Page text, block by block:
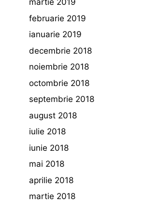
martie 2019
februarie 2019
ianuarie 2019
decembrie 2018
noiembrie 2018
octombrie 2018
septembrie 2018
august 2018
iulie 2018
iunie 2018
mai 2018
aprilie 2018
martie 2018